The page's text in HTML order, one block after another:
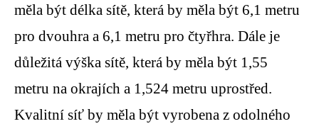
měla být délka sítě, která by měla být 6,1 metru
pro dvouhra a 6,1 metru pro čtyřhra. Dále je
důležitá výška sítě, která by měla být 1,55
metru na okrajích a 1,524 metru uprostřed.
Kvalitní síť by měla být vyrobena z odolného